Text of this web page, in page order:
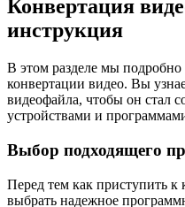
Конвертация
инструкция
В этом разделе мы подробно
конвертации видео. Вы
видеофайла, чтобы он стал
устройствами и
Выбор подходящего
Перед тем как приступить к
выбрать надежное